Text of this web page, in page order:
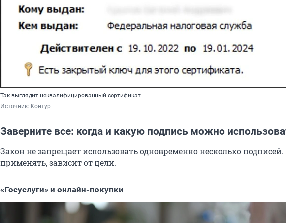
Так выглядит неквалифицированный сертификат
Источник: Контур
Заверните все: когда и какую подпись можно
Закон не запрещает использовать одновременно несколько подписей.
применять, зависит от цели.
«Госуслуги» и онлайн-покупки